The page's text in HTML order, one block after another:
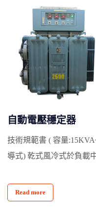
自動電壓穩定器
技術規範書 ( 容量
導式) 乾式風冷式於負載
Read more